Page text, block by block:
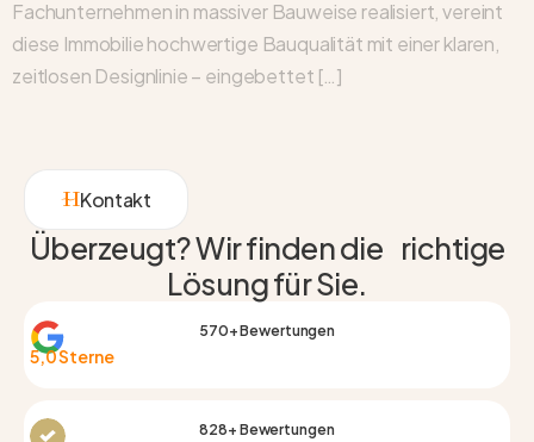
Fachunternehmen in massiver Bauweise realisiert, vereint
diese Immobilie hochwertige Bauqualität mit einer klaren,
zeitlosen Designlinie – eingebettet […]
Kontakt
Überzeugt? Wir finden die richtige
Lösung für Sie.
570+ Bewertungen
5,0 Sterne
828+ Bewertungen